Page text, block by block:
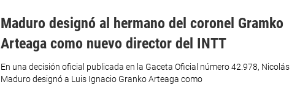
Maduro designó al hermano del coronel Gramko
Arteaga como nuevo director del INTT
En una decisión oficial publicada en la Gaceta Oficial número 42.978, Nicolás
Maduro designó a Luis Ignacio Granko Arteaga como